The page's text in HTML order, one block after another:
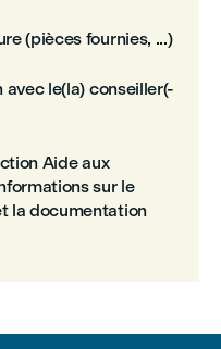
(pièces fournies, ...)
le(la) conseiller(-
Aide aux
sur le
la documentation